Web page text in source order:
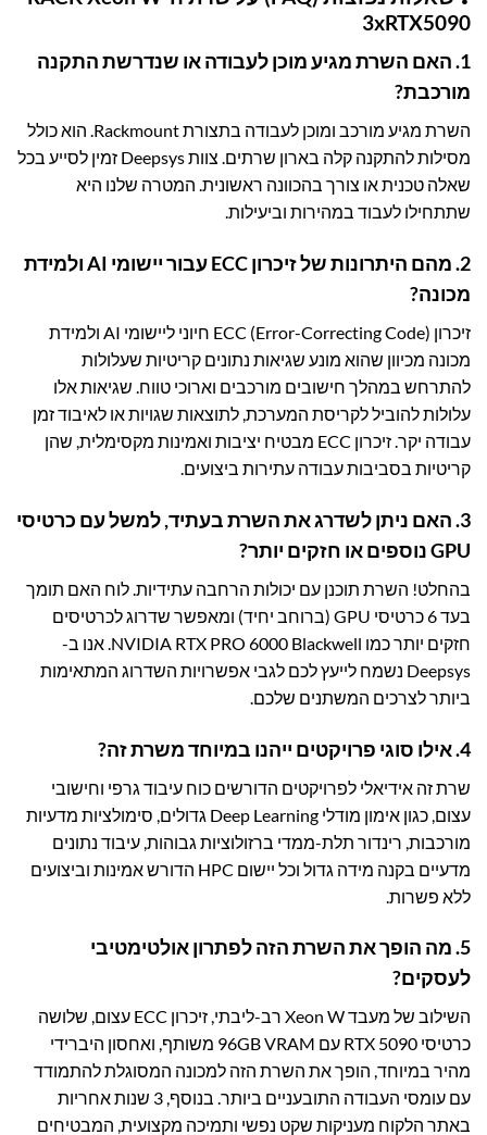
3xRTX5090
1. האם השרת מגיע מוכן לעבודה או שנדרשת התקנה
מורכבת?
השרת מגיע מורכב ומוכן לעבודה בתצורת Rackmount. הוא כולל
מסילות להתקנה קלה בארון שרתים. צוות Deepsys זמין לסייע בכל
שאלה טכנית או צורך בהכוונה ראשונית. המטרה שלנו היא
שתתחילו לעבוד במהירות וביעילות.
2. מהם היתרונות של זיכרון ECC עבור יישומי AI ולמידת
מכונה?
זיכרון ECC (Error-Correcting Code) חיוני ליישומי AI ולמידת
מכונה מכיוון שהוא מונע שגיאות נתונים קריטיות שעלולות
להתרחש במהלך חישובים מורכבים וארוכי טווח. שגיאות אלו
עלולות להוביל לקריסת המערכת, לתוצאות שגויות או לאיבוד זמן
עבודה יקר. זיכרון ECC מבטיח יציבות ואמינות מקסימלית, שהן
קריטיות בסביבות עבודה עתירות ביצועים.
3. האם ניתן לשדרג את השרת בעתיד, למשל עם כרטיסי
GPU נוספים או חזקים יותר?
בהחלט! השרת תוכנן עם יכולות הרחבה עתידיות. לוח האם תומך
בעד 6 כרטיסי GPU (ברוחב יחיד) ומאפשר שדרוג לכרטיסים
חזקים יותר כמו NVIDIA RTX PRO 6000 Blackwell. אנו ב-
Deepsys נשמח לייעץ לכם לגבי אפשרויות השדרוג המתאימות
ביותר לצרכים המשתנים שלכם.
4. אילו סוגי פרויקטים ייהנו במיוחד משרת זה?
שרת זה אידיאלי לפרויקטים הדורשים כוח עיבוד גרפי וחישובי
עצום, כגון אימון מודלי Deep Learning גדולים, סימולציות מדעיות
מורכבות, רינדור תלת-ממדי ברזולוציות גבוהות, עיבוד נתונים
מדעיים בקנה מידה גדול וכל יישום HPC הדורש אמינות וביצועים
ללא פשרות.
5. מה הופך את השרת הזה לפתרון אולטימטיבי
לעסקים?
השילוב של מעבד Xeon W רב-ליבתי, זיכרון ECC עצום, שלושה
כרטיסי RTX 5090 עם 96GB VRAM משותף, ואחסון היברידי
מהיר במיוחד, הופך את השרת הזה למכונה המסוגלת להתמודד
עם עומסי העבודה התובעניים ביותר. בנוסף, 3 שנות אחריות
באתר הלקוח מעניקות שקט נפשי ותמיכה מקצועית, המבטיחים